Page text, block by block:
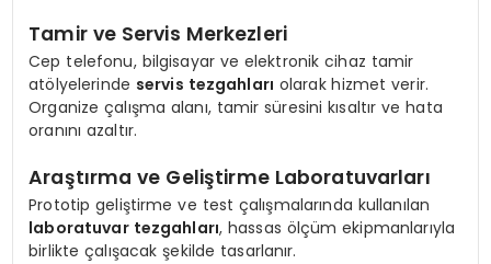
Tamir ve Servis Merkezleri
Cep telefonu, bilgisayar ve elektronik cihaz tamir
atölyelerinde servis tezgahları olarak hizmet verir.
Organize çalışma alanı, tamir süresini kısaltır ve hata
oranını azaltır.
Araştırma ve Geliştirme Laboratuvarları
Prototip geliştirme ve test çalışmalarında kullanılan
laboratuvar tezgahları, hassas ölçüm ekipmanlarıyla
birlikte çalışacak şekilde tasarlanır.